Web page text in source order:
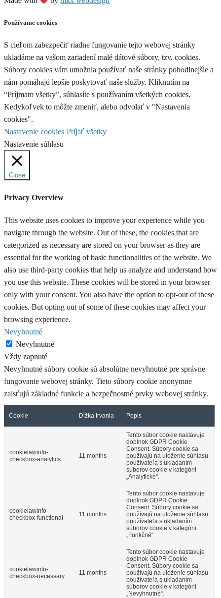
Používame cookies
S cieľom zabezpečiť riadne fungovanie tejto webovej stránky
ukladáme na vašom zariadení malé dátové súbory, tzv. cookies.
Súbory cookies vám umožnia používať naše stránky pohodlnejšie a
nám pomáhajú lepšie poskytovať naše služby. Kliknutím na
“Príjmam všetky”, súhlasíte s používaním všetkých cookies.
Kedykoľvek to môžte zmeniť, alebo odvolať v "Nastavenia
cookies".
Nastavenie cookies Príjať všetky
Nastavenie súhlasu
Close
Privacy Overview
This website uses cookies to improve your experience while you
navigate through the website. Out of these, the cookies that are
categorized as necessary are stored on your browser as they are
essential for the working of basic functionalities of the website. We
also use third-party cookies that help us analyze and understand how
you use this website. These cookies will be stored in your browser
only with your consent. You also have the option to opt-out of these
cookies. But opting out of some of these cookies may affect your
browsing experience.
Nevyhnutné
Nevyhnutné
Vždy zapnuté
Nevyhnutné súbory cookie sú absolútne nevyhnutné pre správne
fungovanie webovej stránky. Tieto súbory cookie anonymne
zaisťujú základné funkcie a bezpečnostné prvky webovej stránky.
Cookie Dĺžka trvania Popis
cookielawinfo-
checkbox-analytics
11 months
Tento súbor cookie nastavuje
doplnok GDPR Cookie
Consent. Súbory cookie sa
používajú na uloženie súhlasu
používateľa s ukladaním
súborov cookie v kategórii
„Analytické“.
cookielawinfo-
checkbox-functional
11 months
Tento súbor cookie nastavuje
doplnok GDPR Cookie
Consent. Súbory cookie sa
používajú na uloženie súhlasu
používateľa s ukladaním
súborov cookie v kategórii
„Funkčné“.
cookielawinfo-
checkbox-necessary
11 months
Tento súbor cookie nastavuje
doplnok GDPR Cookie
Consent. Súbory cookie sa
používajú na uloženie súhlasu
používateľa s ukladaním
súborov cookie v kategórii
„Nevyhnutné“.